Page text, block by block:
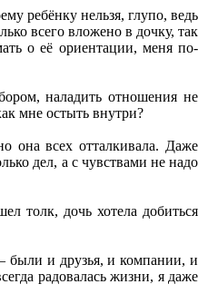
ребёнку нельзя, глупо, ведь
всего вложено в дочку, так
о её ориентации, меня по-
наладить отношения не
мне остыть внутри?
она всех отталкивала. Даже
дел, а с чувствами не надо
толк, дочь хотела добиться
были и друзья, и компании, и
радовалась жизни, я даже